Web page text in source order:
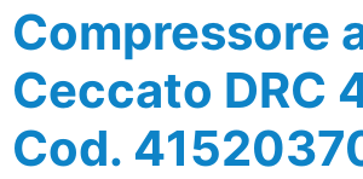
Compressore
Ceccato DRC
Cod.